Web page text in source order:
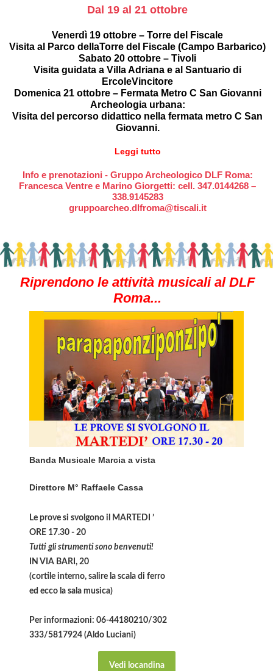
Dal 19 al 21 ottobre
Venerdì 19 ottobre – Torre del Fiscale
Visita al Parco dellaTorre del Fiscale (Campo Barbarico)
Sabato 20 ottobre – Tivoli
Visita guidata a Villa Adriana e al Santuario di
ErcoleVincitore
Domenica 21 ottobre – Fermata Metro C San Giovanni
Archeologia urbana:
Visita del percorso didattico nella fermata metro C San
Giovanni.
Leggi tutto
Info e prenotazioni - Gruppo Archeologico DLF Roma:
Francesca Ventre e Marino Giorgetti: cell. 347.0144268 –
338.9145283
gruppoarcheo.dlfroma@tiscali.it
Riprendono le attività musicali al DLF
Roma...
Banda Musicale Marcia a vista
Direttore M° Raffaele Cassa
Le prove si svolgono il MARTEDI ’
ORE 17.30 - 20
Tutti gli strumenti sono benvenuti!
IN VIA BARI, 20
(cortile interno, salire la scala di ferro
ed ecco la sala musica)
Per informazioni: 06-44180210/302
333/5817924 (Aldo Luciani)
Vedi locandina